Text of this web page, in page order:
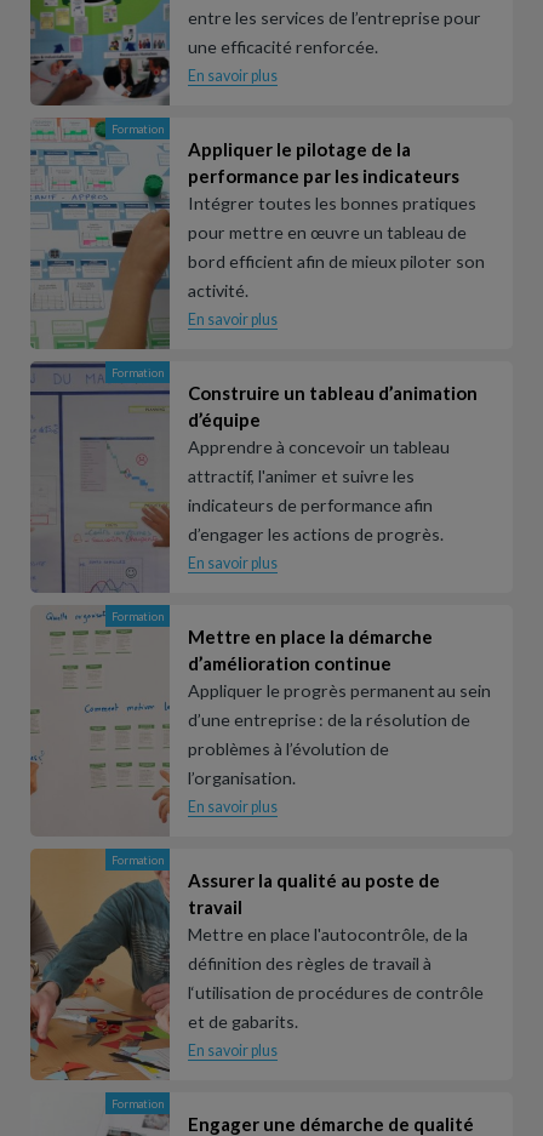
entre les services de l’entreprise pour
une efficacité renforcée.
En savoir plus
Formation
Appliquer le pilotage de la
performance par les indicateurs
Intégrer toutes les bonnes pratiques
pour mettre en œuvre un tableau de
bord efficient afin de mieux piloter son
activité.
En savoir plus
Formation
Construire un tableau d’animation
d’équipe
Apprendre à concevoir un tableau
attractif, l'animer et suivre les
indicateurs de performance afin
d’engager les actions de progrès.
En savoir plus
Formation
Mettre en place la démarche
d’amélioration continue
Appliquer le progrès permanent au sein
d’une entreprise : de la résolution de
problèmes à l’évolution de
l’organisation.
En savoir plus
Formation
Assurer la qualité au poste de
travail
Mettre en place l'autocontrôle, de la
définition des règles de travail à
l‘utilisation de procédures de contrôle
et de gabarits.
En savoir plus
Formation
Engager une démarche de qualité